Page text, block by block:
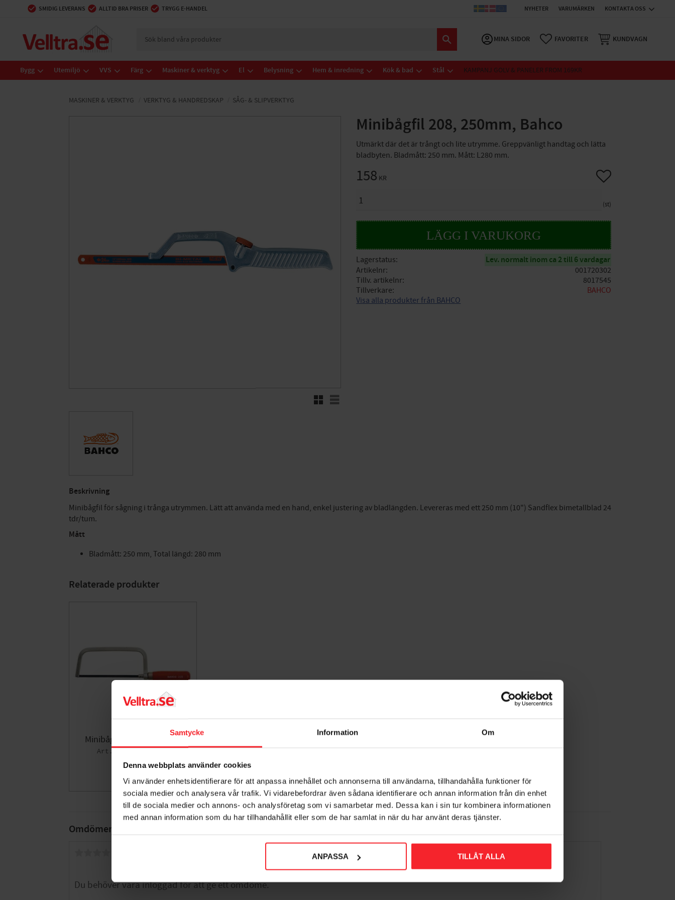
Samtycke Information Om
Denna webbplats använder cookies
Vi använder enhetsidentifierare för att anpassa innehållet och annonserna till användarna, tillhandahålla funktioner för
sociala medier och analysera vår trafik. Vi vidarebefordrar även sådana identifierare och annan information från din enhet
till de sociala medier och annons- och analysföretag som vi samarbetar med. Dessa kan i sin tur kombinera informationen
med annan information som du har tillhandahållit eller som de har samlat in när du har använt deras tjänster.
ANPASSA TILLÅT ALLA
SMIDIG LEVERANS ALLTID BRA PRISER TRYGG E-HANDEL NYHETER VARUMÄRKEN KONTAKTA OSS
MINA SIDOR FAVORITER KUNDVAGN
Bygg Utemiljö VVS Färg Maskiner & verktyg El Belysning Hem & inredning Kök & bad Stål KAMPANJ GOLV & PANELER FROM 169KR
MASKINER & VERKTYG VERKTYG & HANDREDSKAP SÅG- & SLIPVERKTYG
Minibågfil 208, 250mm, Bahco
Utmärkt där det är trångt och lite utrymme. Greppvänligt handtag och lätta
bladbyten. Bladmått: 250 mm. Mått: L280 mm.
Rutnätsvy
Listvy
158 KR
st
Lägg till i favoriter
Lagerstatus Lev. normalt inom ca 2 till 6 vardagar
Artikelnr
001720302
Tillv. artikelnr
8017545
Tillverkare
BAHCO
Visa alla produkter från BAHCO
Beskrivning
Minibågfil för sågning i trånga utrymmen. Lätt att använda med en hand, enkel justering av bladlängden. Levereras med ett 250 mm (10") Sandflex bimetallblad 24
tdr/tum.
Mått
Bladmått: 250 mm, Total längd: 280 mm
Omdömen
Relaterade produkter
Minibågfil 150 228, Bahco
138KR
Lägg till i favoriter